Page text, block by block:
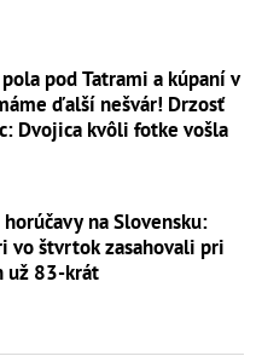
pod Tatrami a kúpaní v
ďalší nešvár! Drzosť
Dvojica kvôli fotke vošla
horúčavy na Slovensku:
vo štvrtok zasahovali pri
už 83-krát